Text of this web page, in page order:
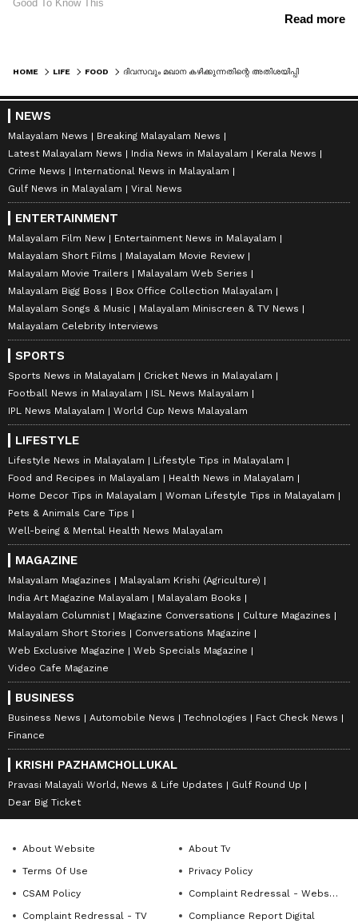
HOME LIFE FOOD
NEWS
Malayalam News
Breaking Malayalam News
Latest Malayalam News
India News in Malayalam
Kerala News
Crime News
International News in Malayalam
Gulf News in Malayalam
Viral News
ENTERTAINMENT
Malayalam Film New
Entertainment News in Malayalam
Malayalam Short Films
Malayalam Movie Review
Malayalam Movie Trailers
Malayalam Web Series
Malayalam Bigg Boss
Box Office Collection Malayalam
Malayalam Songs & Music
Malayalam Miniscreen & TV News
Malayalam Celebrity Interviews
SPORTS
Sports News in Malayalam
Cricket News in Malayalam
Football News in Malayalam
ISL News Malayalam
IPL News Malayalam
World Cup News Malayalam
LIFESTYLE
Lifestyle News in Malayalam
Lifestyle Tips in Malayalam
Food and Recipes in Malayalam
Health News in Malayalam
Home Decor Tips in Malayalam
Woman Lifestyle Tips in Malayalam
Pets & Animals Care Tips
Well-being & Mental Health News Malayalam
MAGAZINE
Malayalam Magazines
Malayalam Krishi (Agriculture)
India Art Magazine Malayalam
Malayalam Books
Malayalam Columnist
Magazine Conversations
Culture Magazines
Malayalam Short Stories
Conversations Magazine
Web Exclusive Magazine
Web Specials Magazine
Video Cafe Magazine
BUSINESS
Business News Automobile News Technologies
Fact Check News
Finance
KRISHI PAZHAMCHOLLUKAL
Pravasi Malayali World, News & Life Updates
Gulf Round Up
Dear Big Ticket
About Website
About Tv
Terms Of Use
Privacy Policy
CSAM Policy
Complaint Redressal - Website
Complaint Redressal - TV
Compliance Report Digital